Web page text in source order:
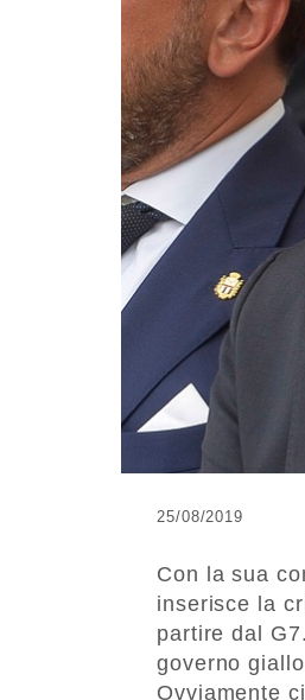
25/08/2019
Con la sua
inserisce la
partire dal
governo
Ovviamente